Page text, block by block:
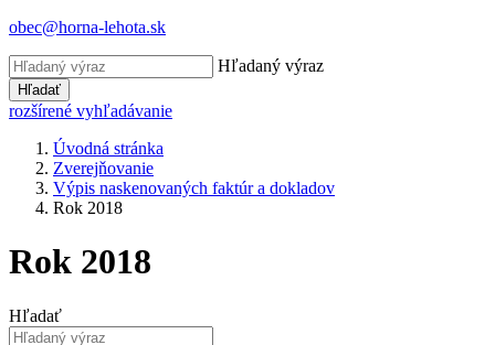
obec@horna-lehota.sk
Hľadaný výraz
Hľadať
rozšírené vyhľadávanie
Úvodná stránka
Zverejňovanie
Výpis naskenovaných faktúr a dokladov
Rok 2018
Rok 2018
Hľadať